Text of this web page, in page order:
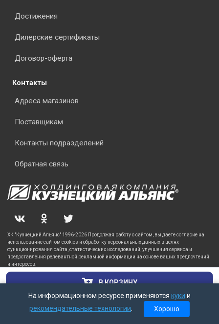
В КОРЗИНУ
Заказы Кабинет
На информационном ресурсе применяются куки и
рекомендательные технологии. Хорошо
Достижения
Дилерские сертификаты
Договор-оферта
Контакты
Адреса магазинов
Поставщикам
Контакты подразделений
Обратная связь
ХК "Кузнецкий Альянс" 1996-2026 Продолжая работу с сайтом, вы даете согласие на
использование сайтом cookies и обработку персональных данных в целях
функционирования сайта, статистических исследований, улучшения сервиса и
предоставления релевантной рекламной информации на основе ваших предпочтений
и интересов.